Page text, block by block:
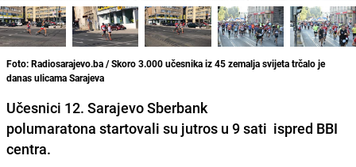
Foto: Radiosarajevo.ba / Skoro 3.000 učesnika iz 45 zemalja svijeta trčalo je
danas ulicama Sarajeva
Učesnici 12. Sarajevo Sberbank
polumaratona startovali su jutros u 9 sati ispred BBI
centra.